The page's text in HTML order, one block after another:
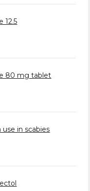
12.5
80 mg tablet
in scabies